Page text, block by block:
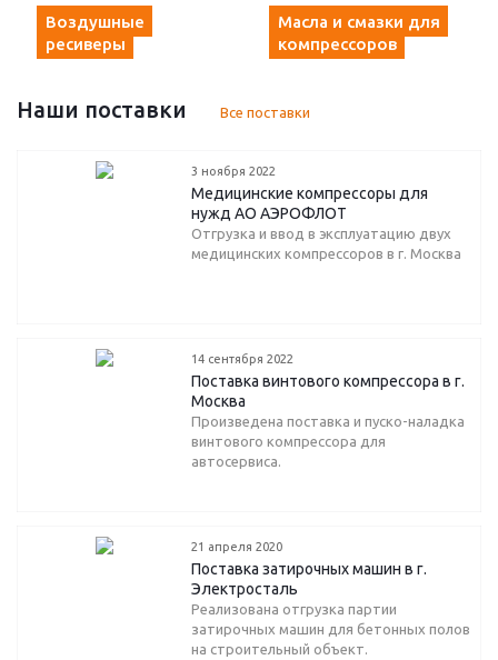
Воздушные
ресиверы
Масла и смазки для
компрессоров
Наши поставки Все поставки
3 ноября 2022
Медицинские компрессоры для
нужд АО АЭРОФЛОТ
Отгрузка и ввод в эксплуатацию двух
медицинских компрессоров в г. Москва
14 сентября 2022
Поставка винтового компрессора в г.
Москва
Произведена поставка и пуско-наладка
винтового компрессора для
автосервиса.
21 апреля 2020
Поставка затирочных машин в г.
Электросталь
Реализована отгрузка партии
затирочных машин для бетонных полов
на строительный объект.